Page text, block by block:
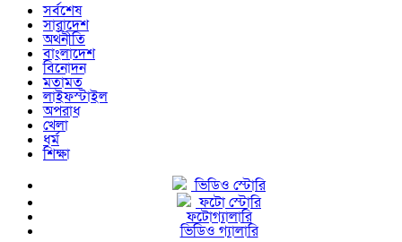
সর্বশেষ
সারাদেশ
অর্থনীতি
বাংলাদেশ
বিনোদন
মতামত
লাইফস্টাইল
অপরাধ
খেলা
ধর্ম
শিক্ষা
ভিডিও স্টোরি
ফটো স্টোরি
ফটোগ্যালারি
ভিডিও গ্যালারি